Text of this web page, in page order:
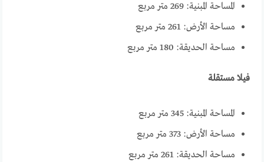
المساحة المبنية: 269 متر مربع
مساحة الأرض: 261 متر مربع
مساحة الحديقة: 180 متر مربع
فيلا مستقلة
المساحة المبنية: 345 متر مربع
مساحة الأرض: 373 متر مربع
مساحة الحديقة: 261 متر مربع